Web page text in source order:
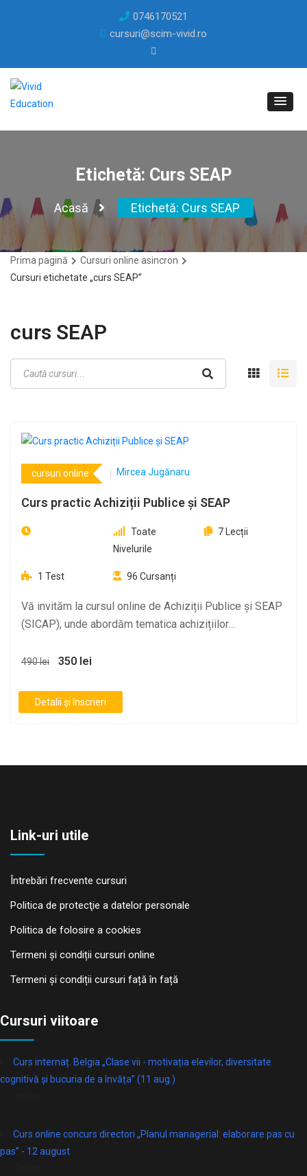
0746170521
cursuri@scim-vivid.ro
Etichetă: Curs SEAP
Acasă Etichetă: Curs SEAP
Prima pagină
Cursuri online asincron
Cursuri etichetate „curs SEAP”
curs SEAP
cursuri online Mircea Jugănaru
Curs practic Achiziții Publice și SEAP
Toate
Nivelurile
7 Lecții
1 Test 96 Cursanți
Vă invităm la cursul online de Achiziții Publice și SEAP
(SICAP), unde abordăm tematica achizițiilor…
490 lei 350 lei
Detalii și înscrieri
Link-uri utile
Întrebări frecvente cursuri
Politica de protecţie a datelor personale
Politica de folosire a cookies
Termeni și condiții cursuri online
Termeni și condiții cursuri față în față
Cursuri viitoare
Curs internaț. Belgia „Clase vii - motivația elevilor, diversitate
cognitivă și bucuria de a învăța” (11 aug.)
Curs online concurs directori „Planul managerial: elaborare pas cu
pas” - 12 august